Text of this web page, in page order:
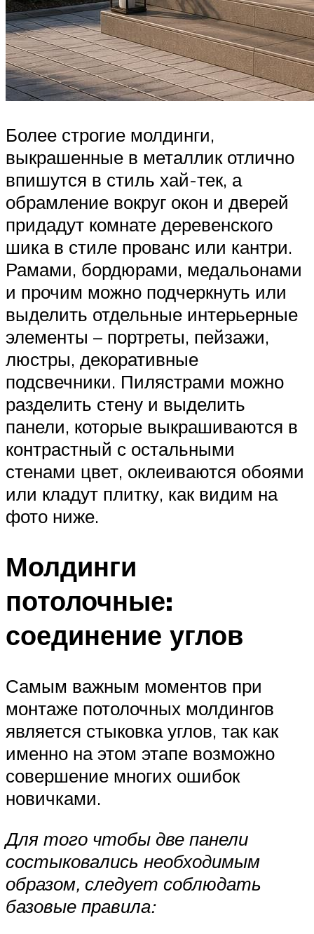
Более строгие молдинги,
выкрашенные в металлик отлично
впишутся в стиль хай-тек, а
обрамление вокруг окон и дверей
придадут комнате деревенского
шика в стиле прованс или кантри.
Рамами, бордюрами, медальонами
и прочим можно подчеркнуть или
выделить отдельные интерьерные
элементы – портреты, пейзажи,
люстры, декоративные
подсвечники. Пилястрами можно
разделить стену и выделить
панели, которые выкрашиваются в
контрастный с остальными
стенами цвет, оклеиваются обоями
или кладут плитку, как видим на
фото ниже.
Молдинги
потолочные:
соединение углов
Самым важным моментов при
монтаже потолочных молдингов
является стыковка углов, так как
именно на этом этапе возможно
совершение многих ошибок
новичками.
Для того чтобы две панели
состыковались необходимым
образом, следует соблюдать
базовые правила: